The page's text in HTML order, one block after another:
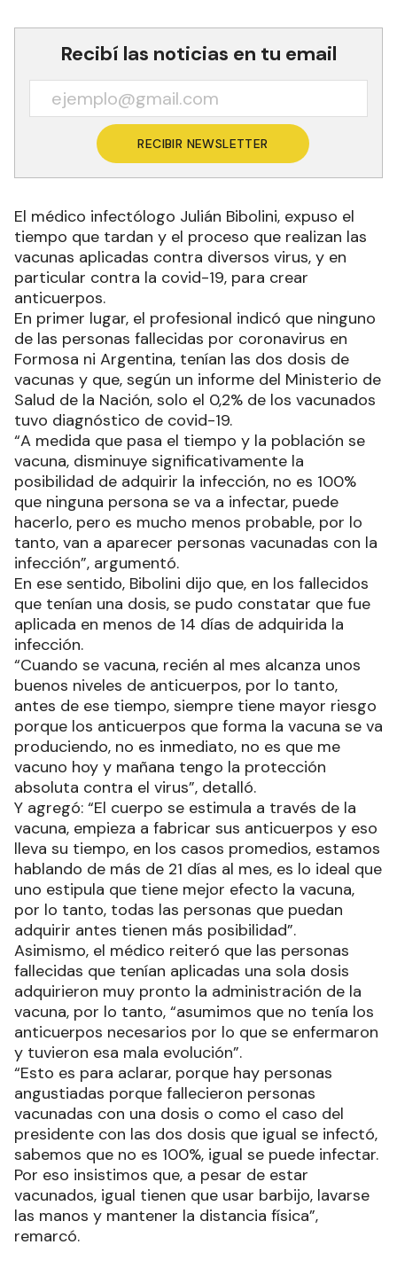
Recibí las noticias en tu email
RECIBIR NEWSLETTER
El médico infectólogo Julián Bibolini, expuso el
tiempo que tardan y el proceso que realizan las
vacunas aplicadas contra diversos virus, y en
particular contra la covid-19, para crear
anticuerpos.
En primer lugar, el profesional indicó que ninguno
de las personas fallecidas por coronavirus en
Formosa ni Argentina, tenían las dos dosis de
vacunas y que, según un informe del Ministerio de
Salud de la Nación, solo el 0,2% de los vacunados
tuvo diagnóstico de covid-19.
“A medida que pasa el tiempo y la población se
vacuna, disminuye significativamente la
posibilidad de adquirir la infección, no es 100%
que ninguna persona se va a infectar, puede
hacerlo, pero es mucho menos probable, por lo
tanto, van a aparecer personas vacunadas con la
infección”, argumentó.
En ese sentido, Bibolini dijo que, en los fallecidos
que tenían una dosis, se pudo constatar que fue
aplicada en menos de 14 días de adquirida la
infección.
“Cuando se vacuna, recién al mes alcanza unos
buenos niveles de anticuerpos, por lo tanto,
antes de ese tiempo, siempre tiene mayor riesgo
porque los anticuerpos que forma la vacuna se va
produciendo, no es inmediato, no es que me
vacuno hoy y mañana tengo la protección
absoluta contra el virus”, detalló.
Y agregó: “El cuerpo se estimula a través de la
vacuna, empieza a fabricar sus anticuerpos y eso
lleva su tiempo, en los casos promedios, estamos
hablando de más de 21 días al mes, es lo ideal que
uno estipula que tiene mejor efecto la vacuna,
por lo tanto, todas las personas que puedan
adquirir antes tienen más posibilidad”.
Asimismo, el médico reiteró que las personas
fallecidas que tenían aplicadas una sola dosis
adquirieron muy pronto la administración de la
vacuna, por lo tanto, “asumimos que no tenía los
anticuerpos necesarios por lo que se enfermaron
y tuvieron esa mala evolución”.
“Esto es para aclarar, porque hay personas
angustiadas porque fallecieron personas
vacunadas con una dosis o como el caso del
presidente con las dos dosis que igual se infectó,
sabemos que no es 100%, igual se puede infectar.
Por eso insistimos que, a pesar de estar
vacunados, igual tienen que usar barbijo, lavarse
las manos y mantener la distancia física”,
remarcó.